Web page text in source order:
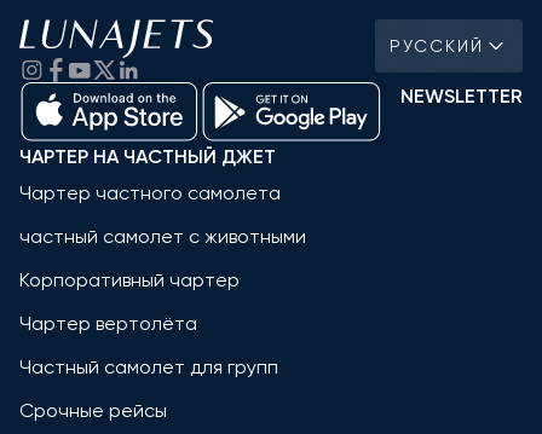
РУССКИЙ
NEWSLETTER
ЧАРТЕР НА ЧАСТНЫЙ ДЖЕТ
Чартер частного самолета
частный самолет с животными
Корпоративный чартер
Чартер вертолёта
Частный самолет для групп
Срочные рейсы